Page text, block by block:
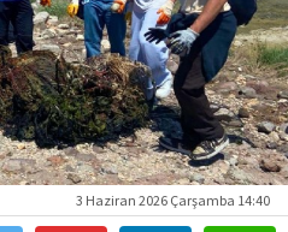
3 Haziran 2026 Çarşamba 14:40